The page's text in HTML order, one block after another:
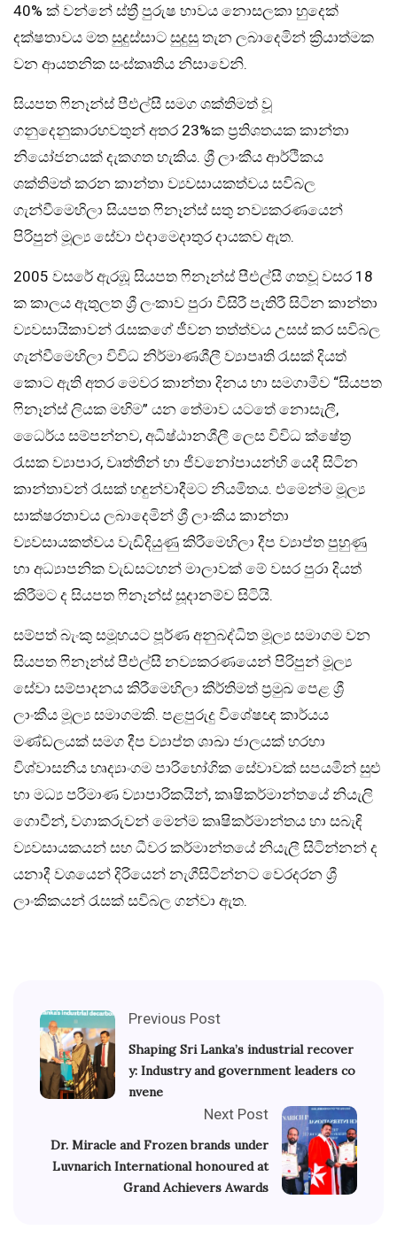
40% ක් වන්නේ ස්ත්‍රී පුරුෂ භාවය නොසලකා හුදෙක්
දක්ෂතාවය මත සුදුස්සාට සුදුසු තැන ලබාදෙමින් ක්‍රියාත්මක
වන ආයතනික සංස්කෘතිය නිසාවෙනි.
සියපත ෆිනෑන්ස් පීඑල්සී සමග ශක්තිමත් වූ
ගනුදෙනුකාරභවතුන් අතර 23%ක ප්‍රතිශතයක කාන්තා
නියෝජනයක් දැකගත හැකිය. ශ්‍රී ලාංකීය ආර්ථිකය
ශක්තිමත් කරන කාන්තා ව්‍යවසායකත්වය සවිබල
ගැන්වීමෙහිලා සියපත ෆිනෑන්ස් සතු නව්‍යකරණයෙන්
පිරිපුන් මූල්‍ය සේවා එදාමෙදාතුර දායකව ඇත.
2005 වසරේ ඇරඹූ සියපත ෆිනෑන්ස් පීඑල්සී ගතවූ වසර 18
ක කාලය ඇතුලත ශ්‍රී ලංකාව පුරා විසිරී පැතිරී සිටින කාන්තා
ව්‍යවසායිකාවන් රැසකගේ ජීවන තත්ත්වය උසස් කර සවිබල
ගැන්වීමෙහිලා විවිධ නිර්මාණශීලී ව්‍යාපෘති රැසක් දියත්
කොට ඇති අතර මෙවර කාන්තා දිනය හා සමගාමීව “සියපත
ෆිනෑන්ස් ලියක මහිම” යන තේමාව යටතේ නොසැලී,
ධෛර්ය සම්පන්නව, අධිෂ්ඨානශීලී ලෙස විවිධ ක්ෂේත්‍ර
රැසක ව්‍යාපාර, වෘත්තීන් හා ජීවනෝපායන්හි යෙදී සිටින
කාන්තාවන් රැසක් හඳුන්වාදීමට නියමිතය. එමෙන්ම මූල්‍ය
සාක්ෂරතාවය ලබාදෙමින් ශ්‍රී ලාංකීය කාන්තා
ව්‍යවසායකත්වය වැඩිදියුණු කිරීමෙහිලා දීප ව්‍යාප්ත පුහුණු
හා අධ්‍යාපනික වැඩසටහන් මාලාවක් මේ වසර පුරා දියත්
කිරීමට ද සියපත ෆිනෑන්ස් සූදානම්ව සිටියි.
සම්පත් බැංකු සමූහයට පූර්ණ අනුබද්ධිත මූල්‍ය සමාගම වන
සියපත ෆිනෑන්ස් පීඑල්සී නව්‍යකරණයෙන් පිරිපුන් මූල්‍ය
සේවා සම්පාදනය කිරීමෙහිලා කීර්තිමත් ප්‍රමුඛ පෙළ ශ්‍රී
ලාංකීය මූල්‍ය සමාගමකි. පළපුරුදු විශේෂඥ කාර්යය
මණ්ඩලයක් සමග දීප ව්‍යාප්ත ශාඛා ජාලයක් හරහා
විශ්වාසනීය හෘද්‍යාංගම පාරිභෝගික සේවාවක් සපයමින් සුළු
හා මධ්‍ය පරිමාණ ව්‍යාපාරිකයින්, කෘෂිකර්මාන්තයේ නියැලි
ගොවීන්, වගාකරුවන් මෙන්ම කෘෂිකර්මාන්තය හා සබැඳි
ව්‍යවසායකයන් සහ ධීවර කර්මාන්තයේ නියැලී සිටින්නන් ද
යනාදී වශයෙන් දිරියෙන් නැගීසිටින්නට වෙරදරන ශ්‍රී
ලාංකිකයන් රැසක් සවිබල ගන්වා ඇත.
Previous Post
Shaping Sri Lanka’s industrial recover
y: Industry and government leaders co
nvene
Next Post
Dr. Miracle and Frozen brands under
Luvnarich International honoured at
Grand Achievers Awards